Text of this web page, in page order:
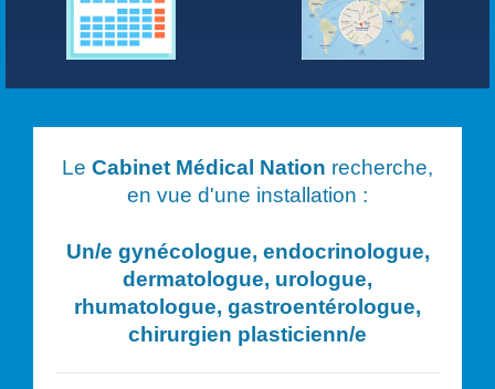
Le Cabinet Médical Nation recherche,
en vue d'une installation :
Un/e gynécologue, endocrinologue,
dermatologue, urologue,
rhumatologue, gastroentérologue,
chirurgien plasticienn/e